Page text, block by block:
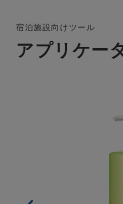
宿泊施設向けツール
アプリケ